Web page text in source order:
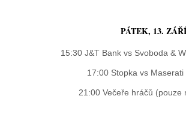
PÁTEK, 13. ZÁŘÍ
15:30 J&T Bank vs Svoboda &
17:00 Stopka vs
21:00 Večeře hráčů (pouze